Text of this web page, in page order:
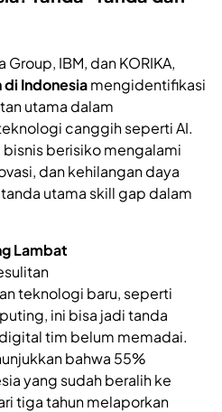
IBM, dan KORIKA,
Indonesiamengidentifikasi
utama dalam
canggih seperti AI.
berisiko mengalami
dan kehilangan daya
utama skill gap dalam
Lambat
teknologi baru, seperti
ini bisa jadi tanda
tim belum memadai.
bahwa 55%
yang sudah beralih ke
tiga tahun melaporkan